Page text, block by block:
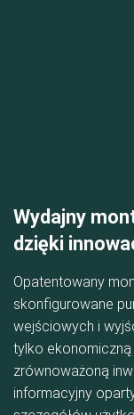
Wydajny
dzięki
Opatentowany
skonfigurowane
wejściowych i
tylko ekonomiczną
zrównoważoną
informacyjny